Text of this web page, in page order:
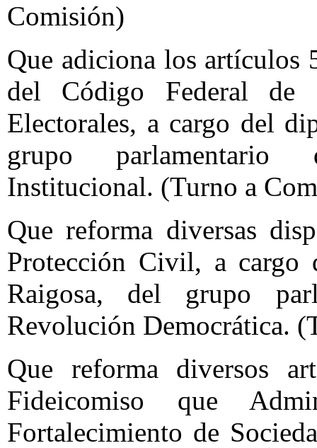
Comisión)
Que adiciona los
del Código Federal de
Electorales, a cargo del
grupo parlamentario
Institucional. (Turno a
Que reforma diversas
Protección Civil, a cargo
Raigosa, del grupo
Revolución Democrática.
Que reforma diversos
Fideicomiso que
Fortalecimiento de